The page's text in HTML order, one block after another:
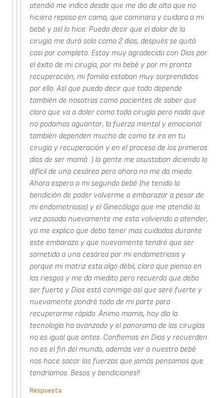
atendió me indicó desde que me dio de alta que no
hiciera reposo en cama, que caminara y cuidara a mi
bebé y así lo hice. Puedo decir que el dolor de la
cirugía me duró solo como 2 días, después se quitó
casi por completo. Estoy muy agradecida con Dios por
el éxito de mi cirugía, por mi bebé y por mi pronta
recuperación, mi familia estaban muy sorprendidos
por ello. Así que puedo decir que todo depende
también de nosotras como pacientes de saber que
claro que va a doler como toda cirugía pero nada que
no podamos aguantar, la fuerza mental y emocional
también dependen mucho de como te ira en tu
cirugía y recuperación y en el proceso de los primeros
días de ser mamá :) la gente me asustaban diciendo lo
difícil de una cesárea pero ahora no me da miedo.
Ahora espero a mi segundo bebé (he tenido la
bendición de poder volverme a embarazar a pesar de
mi endometriosis) y el Ginecólogo que me atendió la
vez pasada nuevamente me esta volviendo a atender,
ya me explico que debo tener mas cuidados durante
este embarazo y que nuevamente tendré que ser
sometida a una cesárea por mi endometriosis y
porque mi matriz esta algo débil, claro que pienso en
los riesgos y me da miedito pero recuerdo que debo
ser fuerte y Dios está conmigo así que seré fuerte y
nuevamente pondré todo de mi parte para
recuperarme rápido. Ánimo mamis, hoy día la
tecnología ha avanzado y el panorama de las cirugías
no es igual que antes. Confiemos en Dios y recuerden
no es el fin del mundo, además ver a nuestro bebé
nos hace sacar las fuerzas que jamás pensamos que
tendríamos. Besos y bendiciones!!
Respuesta